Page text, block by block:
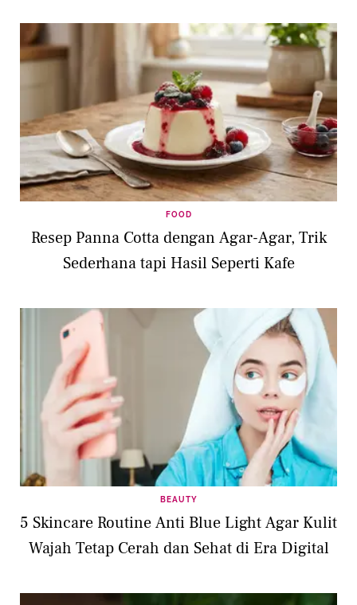
FOOD
Resep Panna Cotta dengan Agar-Agar, Trik
Sederhana tapi Hasil Seperti Kafe
BEAUTY
5 Skincare Routine Anti Blue Light Agar Kulit
Wajah Tetap Cerah dan Sehat di Era Digital